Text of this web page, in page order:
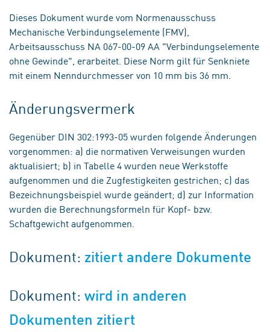
Dieses Dokument wurde vom Normenausschuss
Mechanische Verbindungselemente (FMV),
Arbeitsausschuss NA 067-00-09 AA "Verbindungselemente
ohne Gewinde", erarbeitet. Diese Norm gilt für Senkniete
mit einem Nenndurchmesser von 10 mm bis 36 mm.
Änderungsvermerk
Gegenüber DIN 302:1993-05 wurden folgende Änderungen
vorgenommen: a) die normativen Verweisungen wurden
aktualisiert; b) in Tabelle 4 wurden neue Werkstoffe
aufgenommen und die Zugfestigkeiten gestrichen; c) das
Bezeichnungsbeispiel wurde geändert; d) zur Information
wurden die Berechnungsformeln für Kopf- bzw.
Schaftgewicht aufgenommen.
Dokument: zitiert andere Dokumente
Dokument:wird in anderen
Dokumenten zitiert